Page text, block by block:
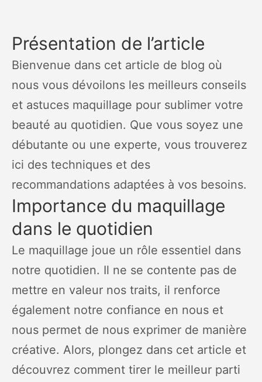
Présentation de l’article
Bienvenue dans cet article de blog où
nous vous dévoilons les meilleurs conseils
et astuces maquillage pour sublimer votre
beauté au quotidien. Que vous soyez une
débutante ou une experte, vous trouverez
ici des techniques et des
recommandations adaptées à vos besoins.
Importance du maquillage
dans le quotidien
Le maquillage joue un rôle essentiel dans
notre quotidien. Il ne se contente pas de
mettre en valeur nos traits, il renforce
également notre confiance en nous et
nous permet de nous exprimer de manière
créative. Alors, plongez dans cet article et
découvrez comment tirer le meilleur parti